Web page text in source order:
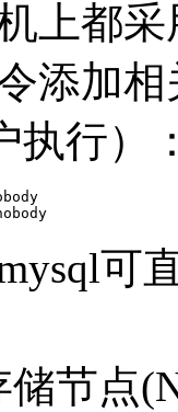
上都采
添加
执行）
可
储节点